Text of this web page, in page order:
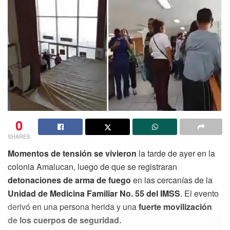
0
SHARES
Momentos de tensión se vivieron la tarde de ayer en la
colonia Amalucan, luego de que se registraran
detonaciones de arma de fuego en las cercanías de la
Unidad de Medicina Familiar No. 55 del IMSS. El evento
derivó en una persona herida y unafuerte movilización
de los cuerpos de seguridad.